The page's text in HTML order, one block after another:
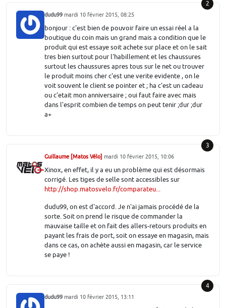
2
dudu99 mardi 10 février 2015, 08:25
bonjour : c'est bien de pouvoir faire un essai réel a la
boutique du coin mais un grand mais a condition que le
produit qui est essaye soit achete sur place et on le sait
tres bien surtout pour l'habillement et les chaussures
surtout les chaussures apres tous sur le net ou trouver
le produit moins cher c'est une verite evidente , on le
voit souvent le client se pointer et ; ha c'est un cadeau
ou c'etait mon anniversaire ; oui faut faire avec mais
dans l'esprit combien de temps on peut tenir ;dur ;dur
a+
3
Guillaume [Matos Vélo] mardi 10 février 2015, 10:06
Xinox, en effet, il y a eu un problème qui est désormais
corrigé. Les tiges de selle sont accessibles sur
http://shop.matosvelo.fr/comparateu...
dudu99, on est d'accord. Je n'ai jamais procédé de la
sorte. Soit on prend le risque de commander la
mauvaise taille et on fait des allers-retours produits en
payant les frais de port, soit on essaye en magasin, mais
dans ce cas, on achète aussi en magasin, car le service
se paye !
4
dudu99 mardi 10 février 2015, 13:11